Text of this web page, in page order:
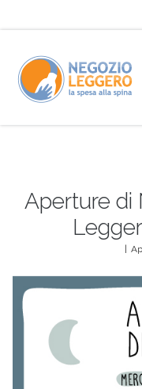
Aperture di